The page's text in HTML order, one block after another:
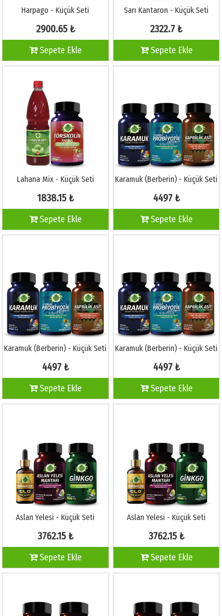
Harpago - Küçük Seti
2900.65 ₺
Sepete Ekle
Sarı Kantaron - Küçük Seti
2322.7 ₺
Sepete Ekle
Lahana Mix - Küçük Seti
1838.15 ₺
Sepete Ekle
Karamuk (Berberin) - Küçük Seti
4497 ₺
Sepete Ekle
Karamuk (Berberin) - Küçük Seti
4497 ₺
Sepete Ekle
Karamuk (Berberin) - Küçük Seti
4497 ₺
Sepete Ekle
Aslan Yelesi - Küçük Seti
3762.15 ₺
Sepete Ekle
Aslan Yelesi - Küçük Seti
3762.15 ₺
Sepete Ekle